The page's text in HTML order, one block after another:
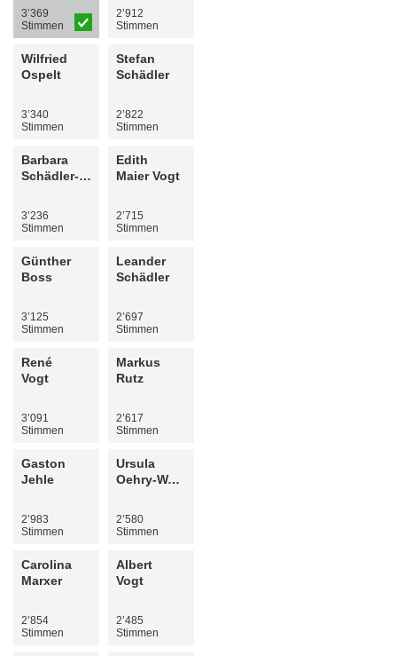
3’369
Stimmen
Wilfried
Ospelt
3’340
Stimmen
Barbara
Schädler-Lampert
3’236
Stimmen
Günther
Boss
3’125
Stimmen
René
Vogt
3’091
Stimmen
Gaston
Jehle
2’983
Stimmen
Carolina
Marxer
2’854
Stimmen
2’912
Stimmen
Stefan
Schädler
2’822
Stimmen
Edith
Maier Vogt
2’715
Stimmen
Leander
Schädler
2’697
Stimmen
Markus
Rutz
2’617
Stimmen
Ursula
Oehry-Walther
2’580
Stimmen
Albert
Vogt
2’485
Stimmen